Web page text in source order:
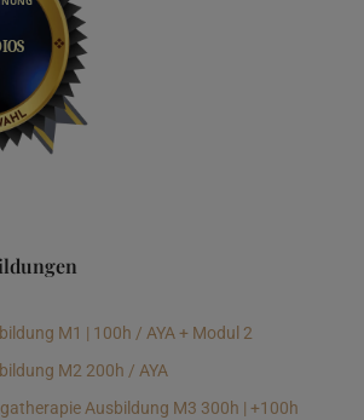
M1 | 100h / AYA + Modul 2
M2 200h / AYA
Ausbildung M3 300h | +100h